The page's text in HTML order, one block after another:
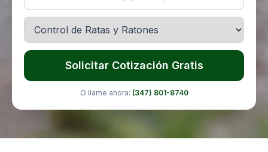
Solicitar Cotización Gratis
O llame ahora: (347) 801-8740